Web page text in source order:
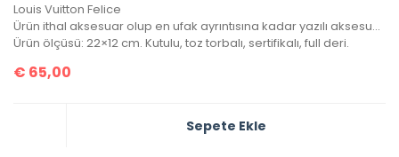
Louis Vuitton Felice
Ürün ithal aksesuar olup en ufak ayrıntısına kadar yazılı aksesuar takımına sahip. 1 adet bozuk para/kağıt para cüzdanı, 1 adet kartlık portatif içinde mevcuttur.
Ürün ölçüsü: 22×12 cm. Kutulu, toz torbalı, sertifikalı, full deri.
€ 65,00
Sepete Ekle